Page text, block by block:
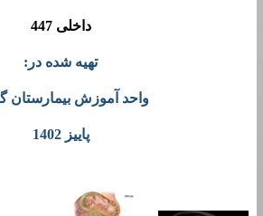
داخلی 447
تهیه شده در:
واحد آموزش بیمارستان
پاییز 1402